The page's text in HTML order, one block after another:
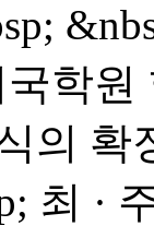
학
의 확
최 ·